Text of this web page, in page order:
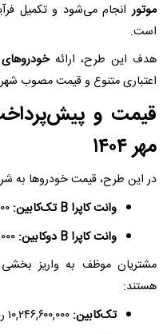
موتورانجام می‌شود و تکمیل
است.
هدف این طرح، ارائه
اعتباری متنوع و قیمت مصوب
مهر ۱۴۰۴
در این طرح، قیمت خودروها به
وانت کاپرا B تک‌کابین:
وانت کاپرا B دوکابین:
مشتریان موظف به واریز
هستند:
تک‌کابین: